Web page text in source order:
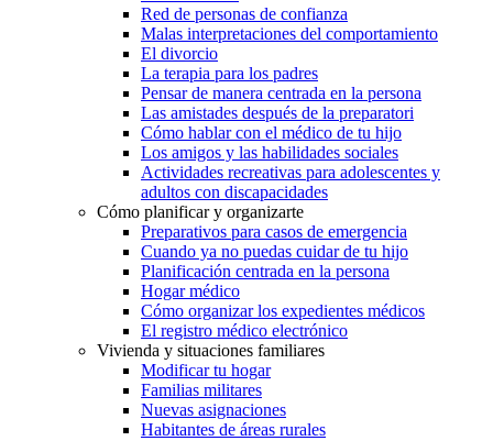
Red de personas de confianza
Malas interpretaciones del comportamiento
El divorcio
La terapia para los padres
Pensar de manera centrada en la persona
Las amistades después de la preparatori
Cómo hablar con el médico de tu hijo
Los amigos y las habilidades sociales
Actividades recreativas para adolescentes y
adultos con discapacidades
Cómo planificar y organizarte
Preparativos para casos de emergencia
Cuando ya no puedas cuidar de tu hijo
Planificación centrada en la persona
Hogar médico
Cómo organizar los expedientes médicos
El registro médico electrónico
Vivienda y situaciones familiares
Modificar tu hogar
Familias militares
Nuevas asignaciones
Habitantes de áreas rurales